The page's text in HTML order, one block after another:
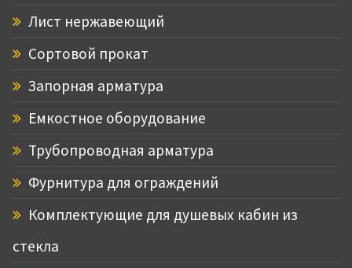
Лист нержавеющий
Сортовой прокат
Запорная арматура
Емкостное оборудование
Трубопроводная арматура
Фурнитура для ограждений
Комплектующие для душевых кабин из
стекла